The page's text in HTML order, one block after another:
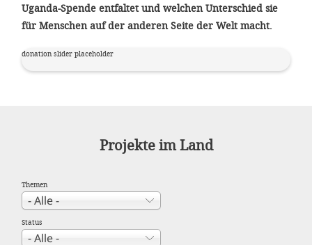
Uganda-Spende entfaltet und welchen Unterschied sie
für Menschen auf der anderen Seite der Welt macht.
donation slider placeholder
Projekte im Land
Themen
Status